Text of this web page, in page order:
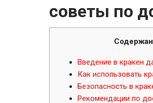
советы по
Введение в кракен
Как использовать
Безопасность в
Рекомендации по